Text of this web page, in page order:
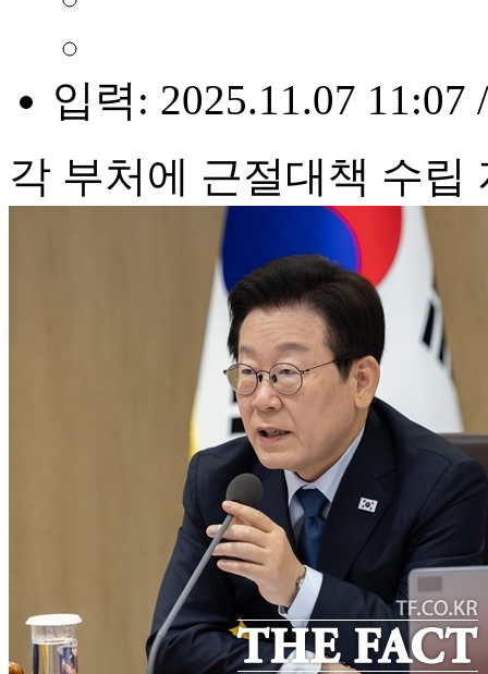
입력: 2025.11.07 11:07
각 부처에 근절대책 수립